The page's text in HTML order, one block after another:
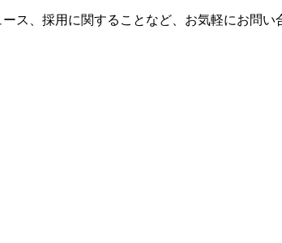
ス、採用に関することなど、お気軽にお問い